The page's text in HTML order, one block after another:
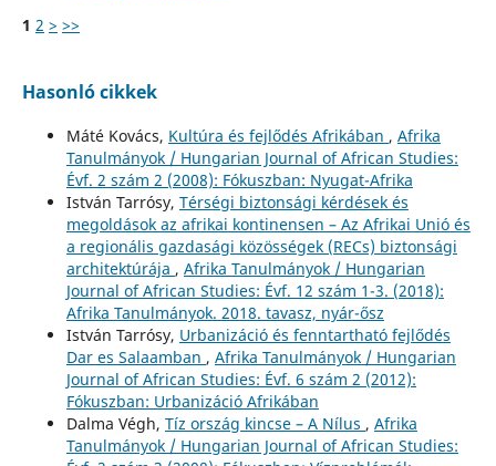
1 2 > >>
Hasonló cikkek
Máté Kovács, Kultúra és fejlődés Afrikában , Afrika
Tanulmányok / Hungarian Journal of African Studies:
Évf. 2 szám 2 (2008): Fókuszban: Nyugat-Afrika
István Tarrósy, Térségi biztonsági kérdések és
megoldások az afrikai kontinensen – Az Afrikai Unió és
a regionális gazdasági közösségek (RECs) biztonsági
architektúrája , Afrika Tanulmányok / Hungarian
Journal of African Studies: Évf. 12 szám 1-3. (2018):
Afrika Tanulmányok. 2018. tavasz, nyár-ősz
István Tarrósy, Urbanizáció és fenntartható fejlődés
Dar es Salaamban , Afrika Tanulmányok / Hungarian
Journal of African Studies: Évf. 6 szám 2 (2012):
Fókuszban: Urbanizáció Afrikában
Dalma Végh, Tíz ország kincse – A Nílus , Afrika
Tanulmányok / Hungarian Journal of African Studies: